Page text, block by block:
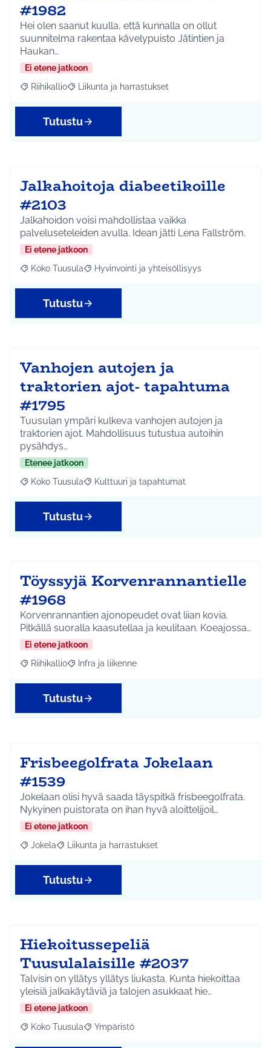
#1982
Hei olen saanut kuulla, että kunnalla on ollut
suunnitelma rakentaa kävelypuisto Jätintien ja
Haukan…
Ei etene jatkoon
Rajaa tulokset aihepiirin mukaan: Riihikallio
Riihikallio Rajaa tulokset teeman mukaan: Liikunta ja
Liikunta ja harrastukset
Tutustu
Jalkahoitoja diabeetikoille
#2103
Jalkahoidon voisi mahdollistaa vaikka
palveluseteleiden avulla. Idean jätti Lena Fallström.
Ei etene jatkoon
Rajaa tulokset aihepiirin mukaan: Koko Tuusula
Koko Tuusula Rajaa tulokset teeman mukaan: Hyvinvointi ja
Hyvinvointi ja yhteisöllisyys
Tutustu
Vanhojen autojen ja
traktorien ajot- tapahtuma
#1795
Tuusulan ympäri kulkeva vanhojen autojen ja
traktorien ajot. Mahdollisuus tutustua autoihin
pysähdys…
Etenee jatkoon
Rajaa tulokset aihepiirin mukaan: Koko Tuusula
Koko Tuusula Rajaa tulokset teeman mukaan: Kulttuuri ja
Kulttuuri ja tapahtumat
Tutustu
Töyssyjä Korvenrannantielle
#1968
Korvenrannantien ajonopeudet ovat liian kovia.
Pitkällä suoralla kaasutellaa ja keulitaan. Koeajossa…
Ei etene jatkoon
Rajaa tulokset aihepiirin mukaan: Riihikallio
Riihikallio Rajaa tulokset teeman mukaan: Infra ja liikenne
Infra ja liikenne
Tutustu
Frisbeegolfrata Jokelaan
#1539
Jokelaan olisi hyvä saada täyspitkä frisbeegolfrata.
Nykyinen puistorata on ihan hyvä aloittelijoil…
Ei etene jatkoon
Rajaa tulokset aihepiirin mukaan: Jokela
Jokela Rajaa tulokset teeman mukaan: Liikunta ja
Liikunta ja harrastukset
Tutustu
Hiekoitussepeliä
Tuusulalaisille #2037
Talvisin on yllätys yllätys liukasta. Kunta hiekoittaa
yleisiä jalkakäytäviä ja talojen asukkaat hie…
Ei etene jatkoon
Rajaa tulokset aihepiirin mukaan: Koko Tuusula
Koko Tuusula Rajaa tulokset teeman mukaan: Ympäristö
Ympäristö